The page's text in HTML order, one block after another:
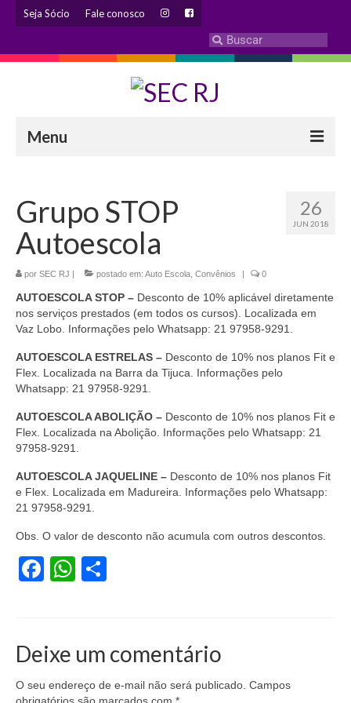
Seja Sócio Fale conosco
Menu
Eleição 2024 – Comissão Eleitoral
Histórico
Diretoria
Estatuto
Atendimentos
Coletivo Margaridas
DENÚNCIAS
SERVIÇOS
Acordos e convenções
Cadastro de empresa
Homologações
Saúde
Aplicativo Comerciários RJ
26
JUN 2018
Grupo STOP
Autoescola
por SEC RJ | postado em: Auto Escola Convênios | 0
AUTOESCOLA STOP – Desconto de 10% aplicável diretamente
nos serviços prestados (em todos os cursos). Localizada em
Vaz Lobo. Informações pelo Whatsapp: 21 97958-9291.
AUTOESCOLA ESTRELAS – Desconto de 10% nos planos Fit e
Flex. Localizada na Barra da Tijuca. Informações pelo
Whatsapp: 21 97958-9291.
AUTOESCOLA ABOLIÇÃO – Desconto de 10% nos planos Fit e
Flex. Localizada na Abolição. Informações pelo Whatsapp: 21
97958-9291.
AUTOESCOLA JAQUELINE – Desconto de 10% nos planos Fit
e Flex. Localizada em Madureira. Informações pelo Whatsapp:
21 97958-9291.
Obs. O valor de desconto não acumula com outros descontos.
Facebook
WhatsApp
Deixe um comentário
O seu endereço de e-mail não será publicado. Campos